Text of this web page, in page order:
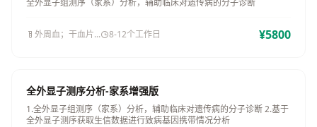
全外显子组测序（家系）分析，辅助临床对遗传病的分子诊断
外周血；干血片... 8-12个工作日 ¥5800
全外显子测序分析-家系增强版
1.全外显子组测序（家系）分析，辅助临床对遗传病的分子诊断 2.基于
全外显子测序获取生信数据进行致病基因携带情况分析